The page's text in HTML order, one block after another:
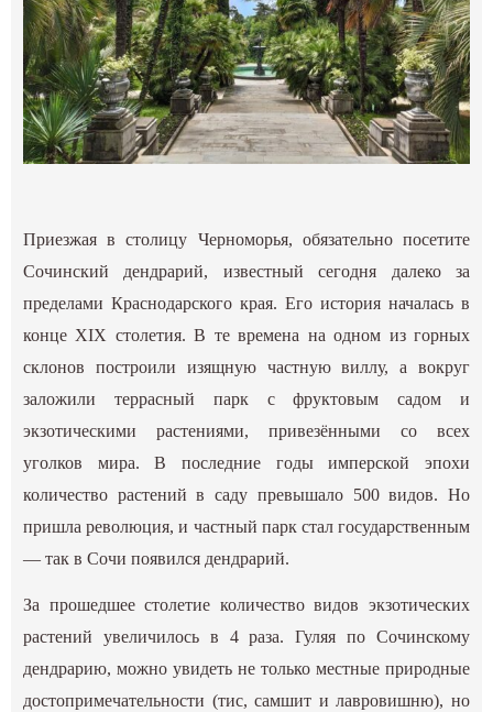
Приезжая в столицу Черноморья, обязательно посетите
Сочинский дендрарий, известный сегодня далеко за
пределами Краснодарского края. Его история началась в
конце XIX столетия. В те времена на одном из горных
склонов построили изящную частную виллу, а вокруг
заложили террасный парк с фруктовым садом и
экзотическими растениями, привезёнными со всех
уголков мира. В последние годы имперской эпохи
количество растений в саду превышало 500 видов. Но
пришла революция, и частный парк стал государственным
— так в Сочи появился дендрарий.
За прошедшее столетие количество видов экзотических
растений увеличилось в 4 раза. Гуляя по Сочинскому
дендрарию, можно увидеть не только местные природные
достопримечательности (тис, самшит и лавровишню), но